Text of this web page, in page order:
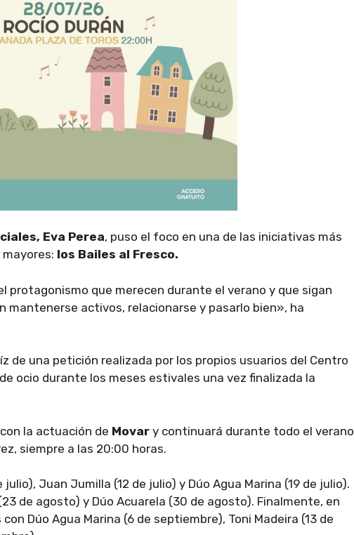
Eva Perea, puso el foco en una de las iniciativas más
los Bailes al Fresco.
protagonismo que merecen durante el verano y que sigan
activos, relacionarse y pasarlo bien», ha
de una petición realizada por los propios usuarios del Centro
ocio durante los meses estivales una vez finalizada la
con la actuación de Movar y continuará durante todo el verano
siempre a las 20:00 horas.
Juan Jumilla (12 de julio) y Dúo Agua Marina (19 de julio).
de agosto) y Dúo Acuarela (30 de agosto). Finalmente, en
Dúo Agua Marina (6 de septiembre), Toni Madeira (13 de